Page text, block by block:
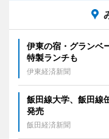
伊東の宿・グランベ
特製ランチも
伊東経済新聞
飯田線大学、飯田線
発売
飯田経済新聞